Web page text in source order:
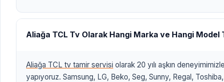
Aliağa TCL Tv Olarak Hangi Marka ve Hangi Model
Aliağa TCL tv tamir servisi olarak 20 yılı aşkın
yapıyoruz. Samsung, LG, Beko, Seg, Sunny, Regal,